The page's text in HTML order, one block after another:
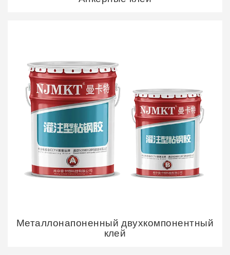
Металлонапоненный двухкомпонентный
клей